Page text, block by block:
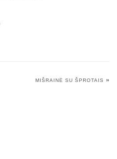
MIŠRAINĖ SU ŠPROTAIS »